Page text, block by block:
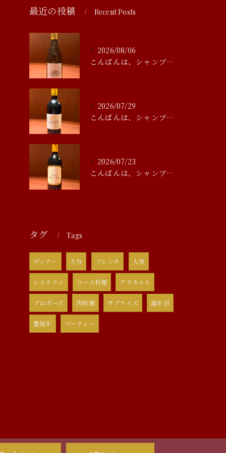
最近の投稿 Recent Posts
2026/08/06
こんばんは、シャンブルアスリール清水です
2026/07/29
こんばんは、シャンブルアスリール清水です
2026/07/23
こんばんは、シャンブルアスリール清水です
タグ Tags
ディナー 大分 フレンチ 人気
レストラン コース料理 アラカルト
プロポーズ 肉料理 サプライズ 誕生日
豊後牛 パーティー